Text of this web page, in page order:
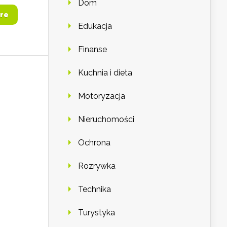
Dom
Edukacja
Finanse
Kuchnia i dieta
Motoryzacja
Nieruchomości
Ochrona
Rozrywka
Technika
Turystyka